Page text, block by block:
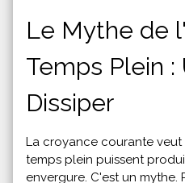
Le Mythe de
Temps Plein :
Dissiper
La croyance courante veut
temps plein puissent
envergure. C'est un mythe.